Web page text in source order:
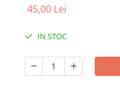
45,00 Lei
IN STOC